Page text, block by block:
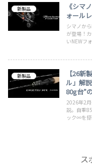
新製品
《シマ
ォール
シマノか
が登場！
いNEWフ
新製品
【26新
ル」解
80g台”
2026年2
説。自重
ック∞を搭
ス